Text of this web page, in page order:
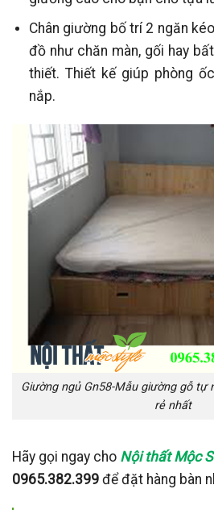
Chân giường bố trí 2 ngăn
đồ như chăn màn, gối hay
thiết. Thiết kế giúp phòng
nắp.
Giường ngủ Gn58-Mẫu giường gỗ tự
rẻ nhất
Hãy gọi ngay cho Nội thất Mộc
0965.382.399 để đặt hàng bàn